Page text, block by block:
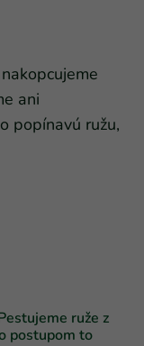
ani
popínavú ružu,
ruže z
postupom to